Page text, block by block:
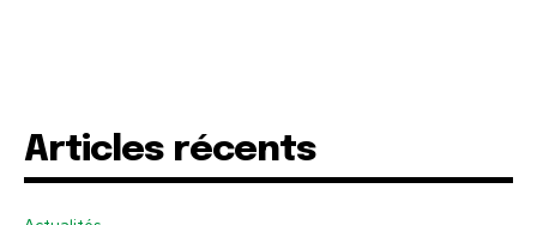
Articles récents